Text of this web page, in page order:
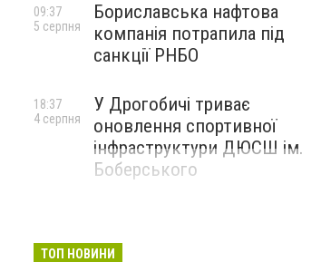
Бориславська нафтова
компанія потрапила під
санкції РНБО
09:37
5 серпня
У Дрогобичі триває
оновлення спортивної
інфраструктури ДЮСШ ім.
Боберського
18:37
4 серпня
ТОП НОВИНИ